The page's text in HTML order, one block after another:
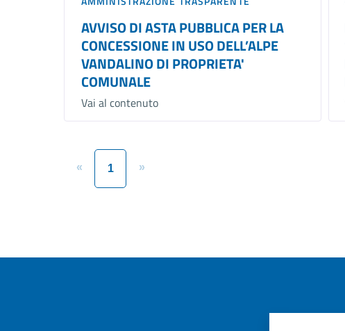
AVVISO DI ASTA PUBBLICA PER LA
CONCESSIONE IN USO DELL’ALPE
VANDALINO DI PROPRIETA'
COMUNALE
Vai al contenuto
« 1 »